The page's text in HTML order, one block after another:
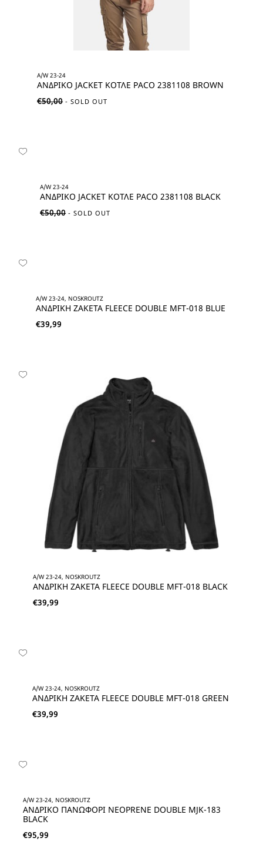
A/W 23-24
ΑΝΔΡΙΚΟ JACKET ΚΟΤΛΕ PACO 2381108 BROWN
€50,00
A/W 23-24
ΑΝΔΡΙΚΟ JACKET ΚΟΤΛΕ PACO 2381108 BLACK
€50,00
A/W 23-24, NOSKROUTZ
ΑΝΔΡΙΚΗ ΖΑΚΕΤΑ FLEECE DOUBLE MFT-018 BLUE
€39,99
A/W 23-24, NOSKROUTZ
ΑΝΔΡΙΚΗ ΖΑΚΕΤΑ FLEECE DOUBLE MFT-018 BLACK
€39,99
A/W 23-24, NOSKROUTZ
ΑΝΔΡΙΚΗ ΖΑΚΕΤΑ FLEECE DOUBLE MFT-018 GREEN
€39,99
A/W 23-24, NOSKROUTZ
ΑΝΔΡΙΚΟ ΠΑΝΩΦΟΡΙ NEOPRENE DOUBLE MJK-183
BLACK
€95,99